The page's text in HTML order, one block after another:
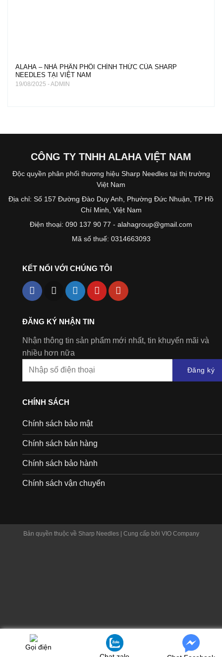
ALAHA – NHÀ PHÂN PHỐI CHÍNH THỨC CỦA SHARP
NEEDLES TẠI VIỆT NAM
19/08/2025 - ADMIN
CÔNG TY TNHH ALAHA VIỆT NAM
Độc quyền phân phối thương hiệu Sharp Needles tại thị trường
Việt Nam
Địa chỉ: Số 157 Đường Đào Duy Anh, Phường Đức Nhuận, TP Hồ
Chí Minh, Việt Nam
Điện thoại: 090 137 90 77 - alahagroup@gmail.com
Mã số thuế: 0314663093
KẾT NỐI VỚI CHÚNG TÔI
ĐĂNG KÝ NHẬN TIN
Nhận thông tin sản phẩm mới nhất, tin khuyến mãi và
nhiều hơn nữa
Đăng ký
CHÍNH SÁCH
Chính sách bảo mật
Chính sách bán hàng
Chính sách bảo hành
Chính sách vận chuyển
Bản quyền thuộc về Sharp Needles | Cung cấp bởi VIO Company
Gọi điện